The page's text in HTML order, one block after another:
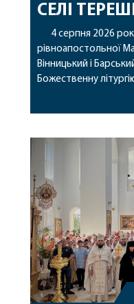
СЕЛІ
4 серпня 2026
рівноапостольної
Вінницький і
Божественну
Богородиці села
рівноапостольної
святих мощей,
Також для